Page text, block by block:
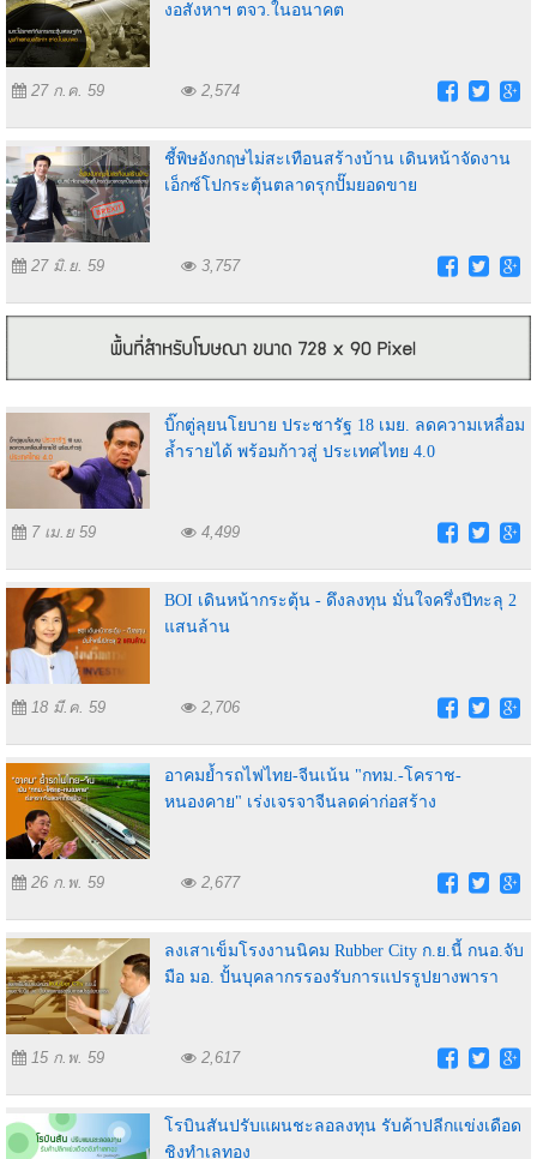
งอสังหาฯ ตจว.ในอนาคต
27 ก.ค. 59 2,574
ชี้พิษอังกฤษไม่สะเทือนสร้างบ้าน เดินหน้าจัดงาน
เอ็กซ์โปกระตุ้นตลาดรุกปั๊มยอดขาย
27 มิ.ย. 59 3,757
บิ๊กตู่ลุยนโยบาย ประชารัฐ 18 เมย. ลดความเหลื่อม
ล้ำรายได้ พร้อมก้าวสู่ ประเทศไทย 4.0
7 เม.ย 59 4,499
BOI เดินหน้ากระตุ้น - ดึงลงทุน มั่นใจครึ่งปีทะลุ 2
แสนล้าน
18 มี.ค. 59 2,706
อาคมย้ำรถไฟไทย-จีนเน้น "กทม.-โคราช-
หนองคาย" เร่งเจรจาจีนลดค่าก่อสร้าง
26 ก.พ. 59 2,677
ลงเสาเข็มโรงงานนิคม Rubber City ก.ย.นี้ กนอ.จับ
มือ มอ. ปั้นบุคลากรรองรับการแปรรูปยางพารา
15 ก.พ. 59 2,617
โรบินสันปรับแผนชะลอลงทุน รับค้าปลีกแข่งเดือด
ชิงทำเลทอง